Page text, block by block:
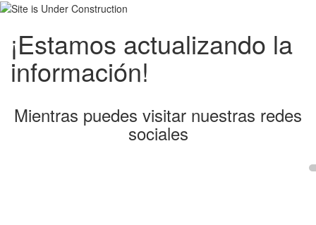
¡Estamos actualizando la
información!
Mientras puedes visitar nuestras redes
sociales